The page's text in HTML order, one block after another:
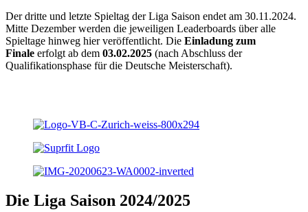
Der dritte und letzte Spieltag der Liga Saison endet am 30.11.2024.
Mitte Dezember werden die jeweiligen Leaderboards über alle
Spieltage hinweg hier veröffentlicht. Die Einladung zum
Finale erfolgt ab dem 03.02.2025 (nach Abschluss der
Qualifikationsphase für die Deutsche Meisterschaft).
Die Liga Saison 2024/2025